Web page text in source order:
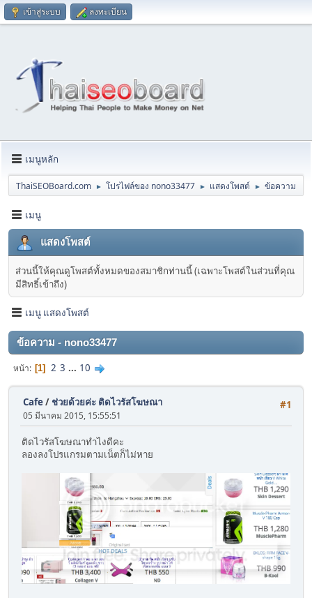
เข้าสู่ระบบ ลงทะเบียน
เมนูหลัก
ThaiSEOBoard.com ► โปรไฟล์ของ nono33477 ► แสดงโพสต์ ► ข้อความ
เมนู
แสดงโพสต์
ส่วนนี้ให้คุณดูโพสต์ทั้งหมดของสมาชิกท่านนี้ (เฉพาะโพสต์ในส่วนที่คุณ
มีสิทธิ์เข้าถึง)
เมนู แสดงโพสต์
ข้อความ - nono33477
หน้า 1 2 3 ... 10
#1
Cafe/ ช่วยด้วยค่ะ ติดไวรัสโฆษณา
05 มีนาคม 2015, 15:55:51
ติดไวรัสโฆษณาทำไงดีคะ
ลองลงโปรแกรมตามเน็ตก็ไม่หาย